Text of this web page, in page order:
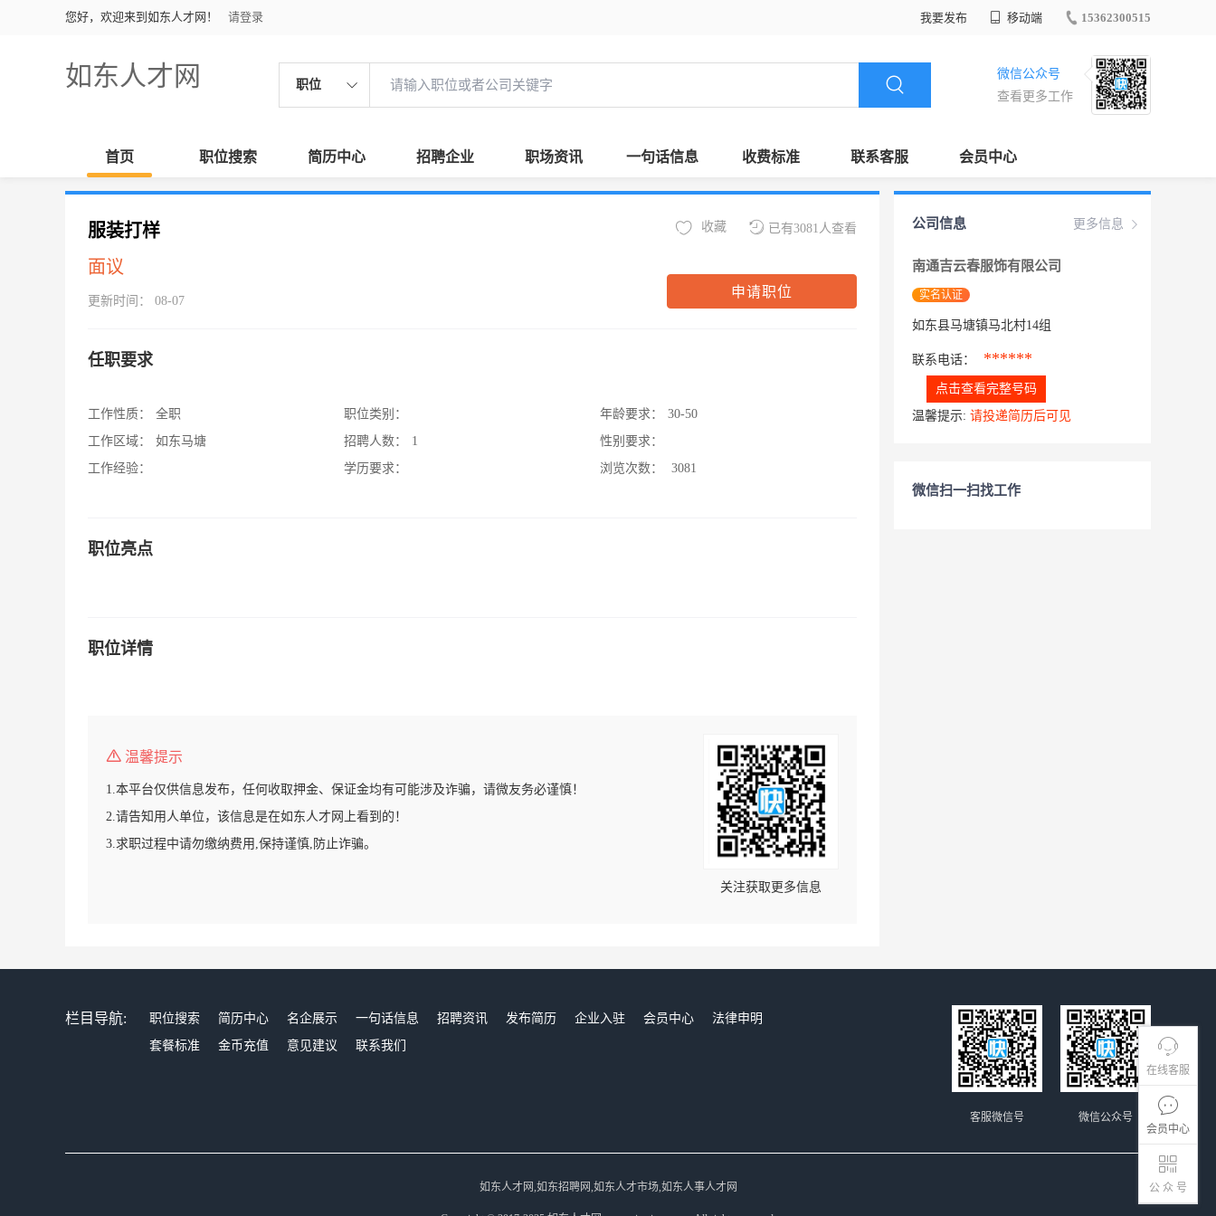
您好，欢迎来到如东人才网！ 请登录 我要发布 移动端 15362300515
如东人才网 职位
微信公众号
查看更多工作
首页 职位搜索 简历中心 招聘企业 职场资讯 一句话信息 收费标准 联系客服 会员中心
在线客服
会员中心
公 众 号
服装打样
面议
更新时间： 08-07
已有3081人查看
收藏
申请职位
任职要求
工作性质：
全职
工作区域：
如东马塘
工作经验：
职位类别：
招聘人数：
1
学历要求：
年龄要求：
30-50
性别要求：
浏览次数：
3081
职位亮点
职位详情
温馨提示
1.本平台仅供信息发布，任何收取押金、保证金均有可能涉及诈骗，请微友务必谨慎！
2.请告知用人单位，该信息是在如东人才网上看到的！
3.求职过程中请勿缴纳费用,保持谨慎,防止诈骗。
关注获取更多信息
更多信息
公司信息
南通吉云春服饰有限公司
实名认证
如东县马塘镇马北村14组
联系电话： ******
点击查看完整号码
温馨提示: 请投递简历后可见
微信扫一扫找工作
栏目导航: 职位搜索 简历中心 名企展示 一句话信息 招聘资讯 发布简历 企业入驻 会员中心
法律申明
套餐标准
金币充值 意见建议 联系我们
微信公众号
客服微信号
如东人才网,如东招聘网,如东人才市场,如东人事人才网